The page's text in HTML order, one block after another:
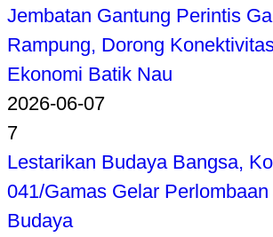
Jembatan Gantung Perintis
Rampung, Dorong
Ekonomi Batik Nau
2026-06-07
7
Lestarikan Budaya Bangsa,
041/Gamas Gelar
Budaya